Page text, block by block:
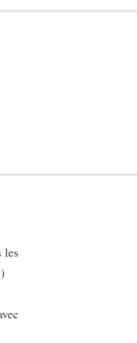
les